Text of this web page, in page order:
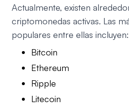
Actualmente, existen
criptomonedas activas. Las
populares entre ellas incluyen:
Bitcoin
Ethereum
Ripple
Litecoin